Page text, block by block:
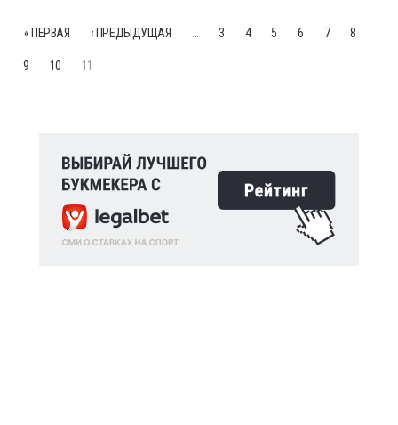
« ПЕРВАЯ ‹ ПРЕДЫДУЩАЯ 3 4 5 6 7 8
9 10 11